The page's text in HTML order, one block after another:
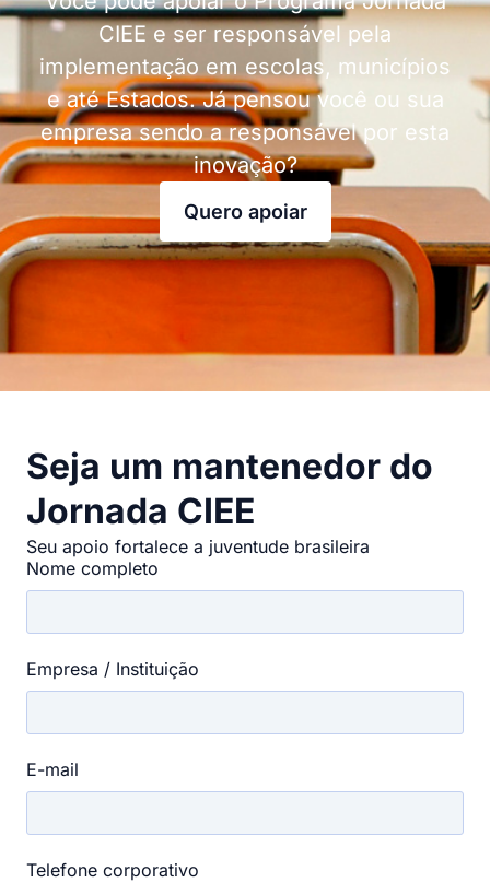
CIEE e ser responsável pela
implementação em escolas, municípios
e até Estados. Já pensou você ou sua
empresa sendo a responsável por esta
inovação?
Quero apoiar
Seja um mantenedor do
Jornada CIEE
Seu apoio fortalece a juventude brasileira
Nome completo
Empresa / Instituição
E-mail
Telefone corporativo